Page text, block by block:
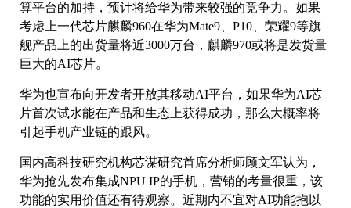
算平台的加持，预计将给华为带来较强的竞争力。如果
考虑上一代芯片麒麟960在华为Mate9、P10、荣耀9等旗
舰产品上的出货量将近3000万台，麒麟970或将是发货量
巨大的AI芯片。
华为也宣布向开发者开放其移动AI平台，如果华为AI芯
片首次试水能在产品和生态上获得成功，那么大概率将
引起手机产业链的跟风。
国内高科技研究机构芯谋研究首席分析师顾文军认为，
华为抢先发布集成NPU IP的手机，营销的考量很重，该
功能的实用价值还有待观察。近期内不宜对AI功能抱以